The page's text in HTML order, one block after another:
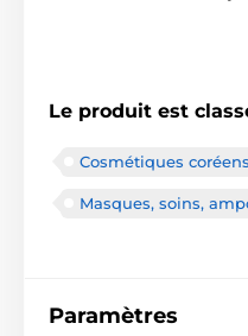
Le produit est
Cosmétiques
Masques, soins,
Paramètres